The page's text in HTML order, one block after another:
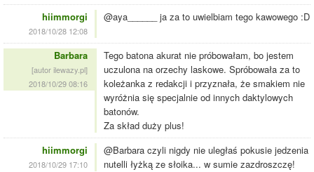
hiimmorgi
2018/10/28 12:08
@aya______ ja za to uwielbiam tego kawowego :D
Barbara
[autor ilewazy.pl]
2018/10/29 08:16
Tego batona akurat nie próbowałam, bo jestem
uczulona na orzechy laskowe. Spróbowała za to
koleżanka z redakcji i przyznała, że smakiem nie
wyróżnia się specjalnie od innych daktylowych
batonów.
Za skład duży plus!
hiimmorgi
2018/10/29 17:10
@Barbara czyli nigdy nie uległaś pokusie jedzenia
nutelli łyżką ze słoika... w sumie zazdroszczę!